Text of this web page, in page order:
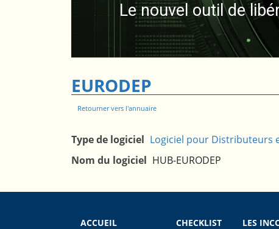
Le nouvel outil de
EURODEP
Retourner vers l'annuaire
Type de logiciel Logiciel pour Distributeurs
Nom du logiciel HUB-EURODEP
ACCUEIL CHECKLIST LES